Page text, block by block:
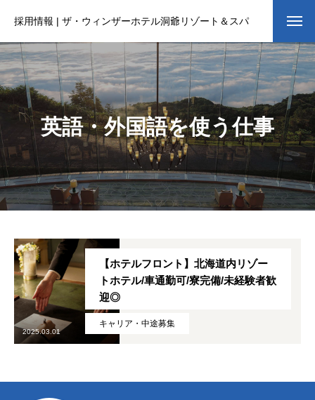
採用情報 | ザ・ウィンザーホテル洞爺リゾート＆スパ
HOME
募集要項 RECRUITMENT
英語・外国語を使う仕事
キャリア・中途募集
【ホテルフロント】北海道内リゾー
トホテル/車通勤可/寮完備/未経験者歓
迎◎
2025.03.01